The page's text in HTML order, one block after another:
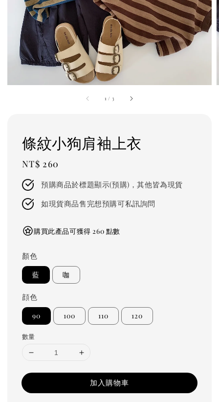
1 / 3
條紋小狗肩袖上衣
Regular
price
NT$ 260
預購商品於標題顯示(預購)，其他皆為現貨
如現貨商品售完想預購可私訊詢問
購買此產品可獲得 260 點數
顏色
藍 咖
顔色
90 100 110 120
數量
加入購物車